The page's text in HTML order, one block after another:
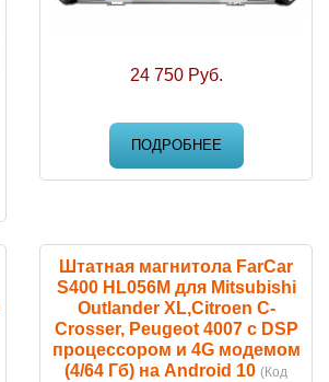
24 750 Руб.
ПОДРОБНЕЕ
Штатная магнитола FarCar
S400 HL056M для Mitsubishi
Outlander XL,Citroen C-
Crosser, Peugeot 4007 с DSP
процессором и 4G модемом
(4/64 Гб) на Android 10 (Код